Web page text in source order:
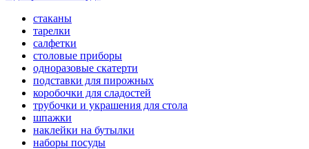
стаканы
тарелки
салфетки
столовые приборы
одноразовые скатерти
подставки для пирожных
коробочки для сладостей
трубочки и украшения для стола
шпажки
наклейки на бутылки
наборы посуды